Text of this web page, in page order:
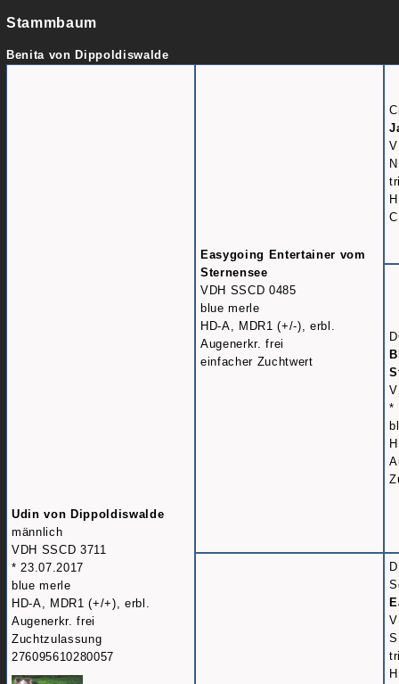
Stammbaum
Benita von Dippoldiswalde
Udin von Dippoldiswalde
männlich
VDH SSCD 3711
* 23.07.2017
blue merle
HD-A, MDR1 (+/+), erbl.
Augenerkr. frei
Zuchtzulassung
276095610280057
Easygoing Entertainer vom
Sternensee
VDH SSCD 0485
blue merle
HD-A, MDR1 (+/-), erbl.
Augenerkr. frei
einfacher Zuchtwert
*